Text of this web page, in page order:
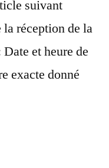
suivant
la réception de la
et heure de
exacte donné